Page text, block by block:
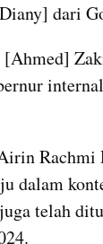
dari
Rachmi
dalam
telah